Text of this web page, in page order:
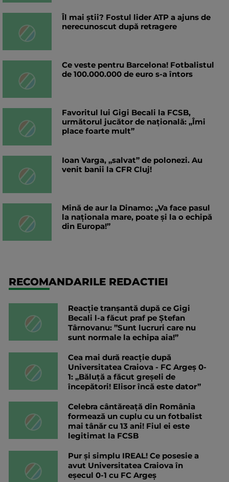
Îl mai știi? Fostul lider ATP a ajuns de
nerecunoscut după retragere
Ce veste pentru Barcelona! Fotbalistul
de 100.000.000 de euro s-a întors
Favoritul lui Gigi Becali la FCSB,
următorul jucător de națională: „Îmi
place foarte mult”
Ioan Varga, „salvat” de polonezi. Au
venit banii la CFR Cluj!
Mină de aur la Dinamo: „Va face pasul
la naționala mare, poate și la o echipă
din Europa!”
RECOMANDARILE REDACTIEI
Reacție tranșantă după ce Gigi
Becali l-a făcut praf pe Ștefan
Târnovanu: ”Sunt lucruri care nu
sunt normale la echipa aia!”
Cea mai dură reacție după
Universitatea Craiova - FC Argeș 0-
1: „Băluță a făcut greșeli de
începători! Elisor încă este dator”
Celebra cântăreață din România
formează un cuplu cu un fotbalist
mai tânăr cu 13 ani! Fiul ei este
legitimat la FCSB
Pur și simplu IREAL! Ce posesie a
avut Universitatea Craiova în
eșecul 0-1 cu FC Argeș